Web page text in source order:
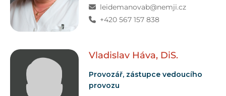
leidemanovab@nemji.cz
+420 567 157 838
Vladislav Háva, DiS.
Provozář, zástupce vedoucího
provozu